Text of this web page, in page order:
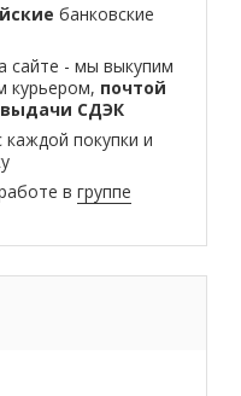
банковские
сайте - мы выкупим
курьером, почтой
выдачи СДЭК
покупки и
в группе